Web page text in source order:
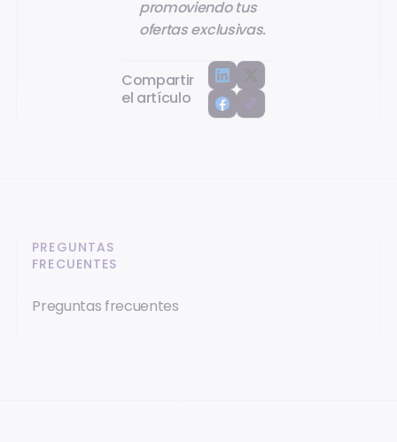
promoviendo tus
ofertas exclusivas.
Compartir
el artículo
PREGUNTAS
FRECUENTES
Preguntas frecuentes